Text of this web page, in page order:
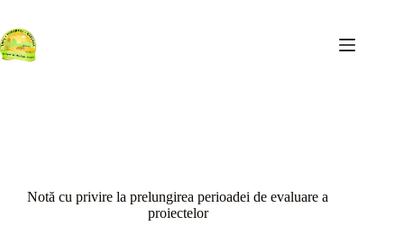
conținut
Notă cu privire la prelungirea perioadei de evaluare a
proiectelor